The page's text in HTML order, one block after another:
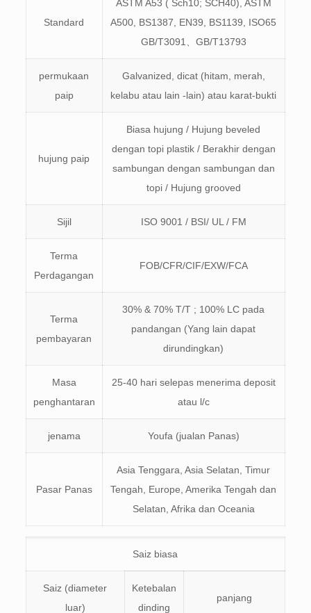
Standard
ASTM A53 ( Sch10; SCH40), ASTM
A500, BS1387, EN39, BS1139, ISO65
GB/T3091、GB/T13793
permukaan
paip
Galvanized, dicat (hitam, merah,
kelabu atau lain -lain) atau karat-bukti
hujung paip
Biasa hujung / Hujung beveled
dengan topi plastik / Berakhir dengan
sambungan dengan sambungan dan
topi / Hujung grooved
Sijil ISO 9001 / BSI/ UL / FM
Terma
Perdagangan
FOB/CFR/CIF/EXW/FCA
Terma
pembayaran
30% & 70% T/T ; 100% LC pada
pandangan (Yang lain dapat
dirundingkan)
Masa
penghantaran
25-40 hari selepas menerima deposit
atau l/c
jenama Youfa (jualan Panas)
Pasar Panas
Asia Tenggara, Asia Selatan, Timur
Tengah, Europe, Amerika Tengah dan
Selatan, Afrika dan Oceania
Saiz biasa
Saiz (diameter
luar)
Ketebalan
dinding
panjang